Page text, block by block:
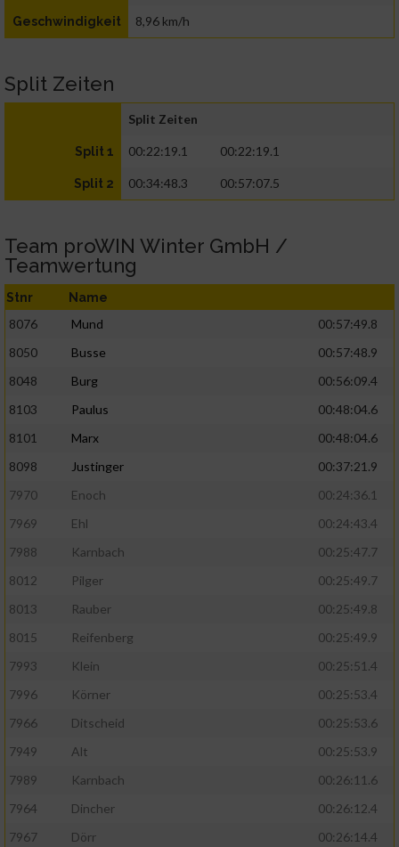
Geschwindigkeit 8,96 km/h
Split Zeiten
Split Zeiten
Split 1 00:22:19.1 00:22:19.1
Split 2 00:34:48.3 00:57:07.5
Team proWIN Winter GmbH /
Teamwertung
Stnr Name
8076 Mund
00:57:49.8
8050
Busse
00:57:48.9
8048
Burg
00:56:09.4
8103
Paulus
00:48:04.6
8101
Marx
00:48:04.6
8098
Justinger
00:37:21.9
7970
Enoch
00:24:36.1
7969
Ehl
00:24:43.4
7988
Karnbach
00:25:47.7
8012
Pilger
00:25:49.7
8013
Rauber
00:25:49.8
8015
Reifenberg
00:25:49.9
7993
Klein
00:25:51.4
7996
Körner
00:25:53.4
7966
Ditscheid
00:25:53.6
7949
Alt
00:25:53.9
7989
Karnbach
00:26:11.6
7964
Dincher
00:26:12.4
7967
Dörr
00:26:14.4